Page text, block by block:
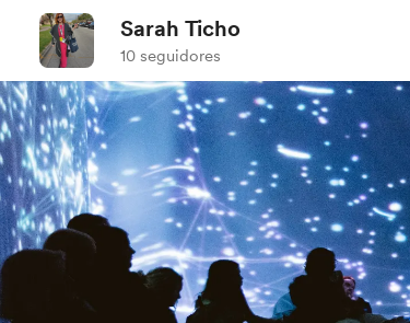
Sarah Ticho
10 seguidores